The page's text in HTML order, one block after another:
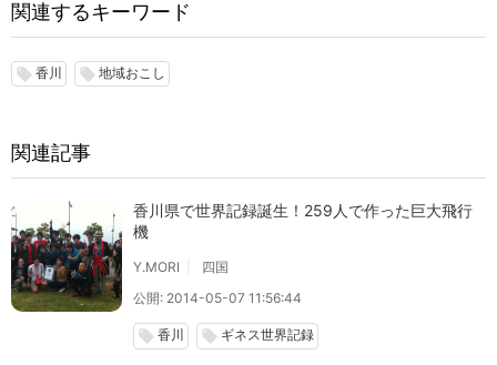
関連するキーワード
local_offer 香川 local_offer 地域おこし
関連記事
香川県で世界記録誕生！259人で作った巨大飛行
機
Y.MORI
四国
公開: 2014-05-07 11:56:44
local_offer 香川 local_offer ギネス世界記録